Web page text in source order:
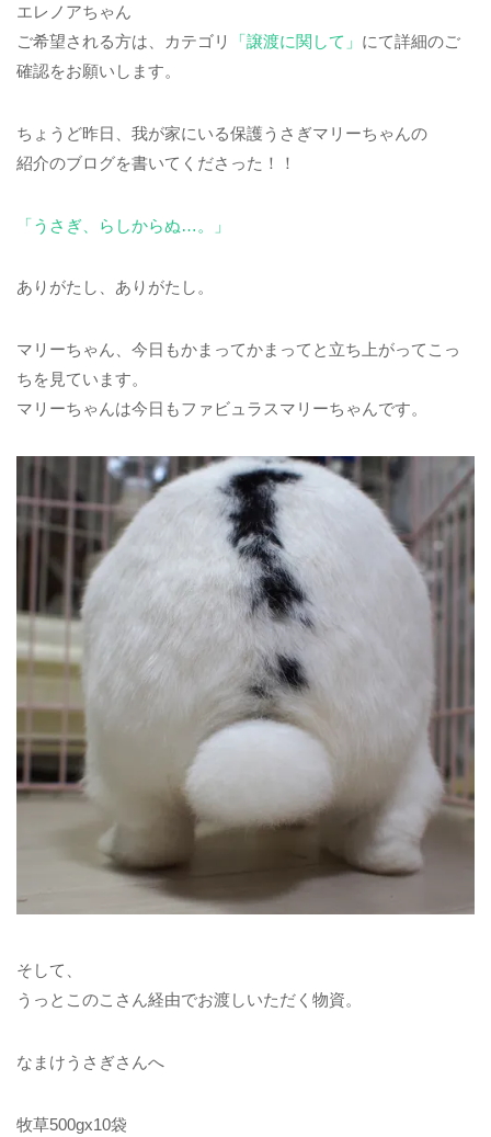
エレノアちゃん
ご希望される方は、カテゴリ
「譲渡に関して」 にて詳細のご
確認をお願いします。
ちょうど昨日、我が家にいる保護うさぎマリーちゃんの
紹介のブログを書いてくださった！！
「うさぎ、らしからぬ…。」
ありがたし、ありがたし。
マリーちゃん、今日もかまってかまってと立ち上がってこっ
ちを見ています。
マリーちゃんは今日もファビュラスマリーちゃんです。
そして、
うっとこのこさん経由でお渡しいただく物資。
なまけうさぎさんへ
牧草500gx10袋